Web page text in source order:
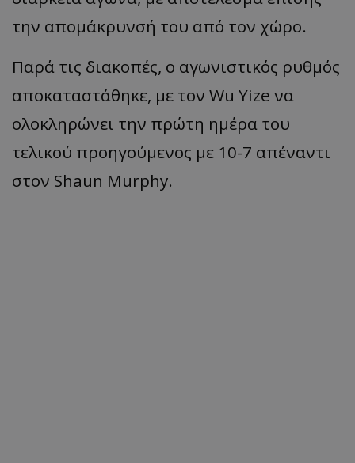
την απομάκρυνσή του από τον χώρο.
Παρά τις διακοπές, ο αγωνιστικός ρυθμός
αποκαταστάθηκε, με τον Wu Yize να
ολοκληρώνει την πρώτη ημέρα του
τελικού προηγούμενος με 10-7 απέναντι
στον Shaun Murphy.